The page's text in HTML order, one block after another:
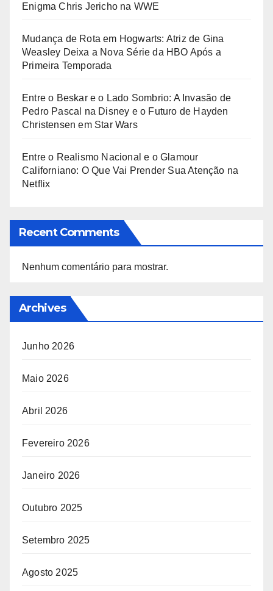
Enigma Chris Jericho na WWE
Mudança de Rota em Hogwarts: Atriz de Gina
Weasley Deixa a Nova Série da HBO Após a
Primeira Temporada
Entre o Beskar e o Lado Sombrio: A Invasão de
Pedro Pascal na Disney e o Futuro de Hayden
Christensen em Star Wars
Entre o Realismo Nacional e o Glamour
Californiano: O Que Vai Prender Sua Atenção na
Netflix
Recent Comments
Nenhum comentário para mostrar.
Archives
Junho 2026
Maio 2026
Abril 2026
Fevereiro 2026
Janeiro 2026
Outubro 2025
Setembro 2025
Agosto 2025